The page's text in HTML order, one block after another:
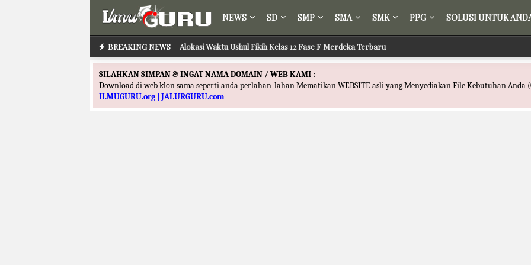
NEWS SD SMP SMA SMK PPG SOLUSI UNTUK
BREAKING NEWS Alokasi Waktu Ushul Fikih Kelas 12 Fase F Merdeka Terbaru
Alokasi Waktu Ilmu Tafsir Kelas 12 Fase F Merdeka Terbaru
SILAHKAN SIMPAN & INGAT NAMA DOMAIN / WEB KAMI :
Download di web klon sama seperti anda perlahan-lahan Mematikan WEBSITE asli yang Menyediakan File Kebutuhan Anda
ILMUGURU.org | JALURGURU.com